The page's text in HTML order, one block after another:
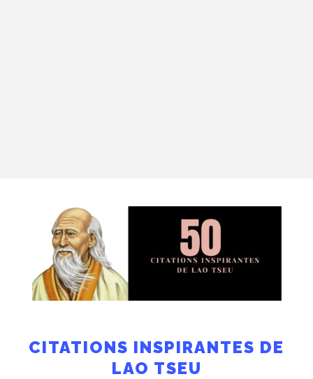
CITATIONS INSPIRANTES DE
LAO TSEU